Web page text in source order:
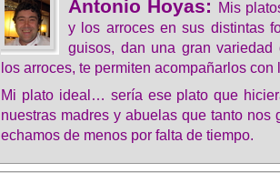
Antonio Hoyas:
Mis
y los arroces en sus distintas
guisos, dan una gran
los arroces, te permiten acompañarlos
Mi plato ideal… sería ese plato que
nuestras madres y abuelas que tanto nos
echamos de menos por falta de tiempo.